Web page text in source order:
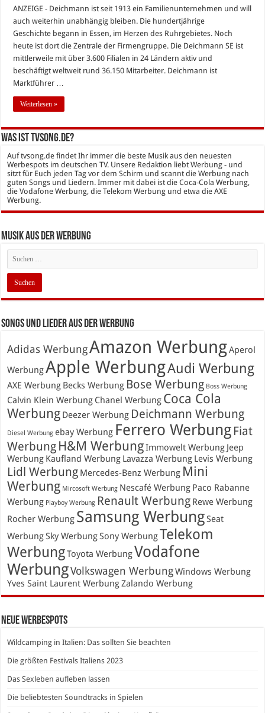
ANZEIGE - Deichmann ist seit 1913 ein Familienunternehmen und will
auch weiterhin unabhängig bleiben. Die hundertjährige
Geschichte begann in Essen, im Herzen des Ruhrgebietes. Noch
heute ist dort die Zentrale der Firmengruppe. Die Deichmann SE ist
mittlerweile mit über 3.600 Filialen in 24 Ländern aktiv und
beschäftigt weltweit rund 36.150 Mitarbeiter. Deichmann ist
Marktführer …
Weiterlesen »
Was ist tvsong.de?
Auf tvsong.de findet Ihr immer die beste Musik aus den neuesten
Werbespots im deutschen TV. Unsere Redaktion liebt Werbung - und
sitzt für Euch jeden Tag vor dem Schirm und scannt die Werbung nach
guten Songs und Liedern. Immer mit dabei ist die Coca-Cola Werbung,
die Vodafone Werbung, die Telekom Werbung und etwa die AXE
Werbung.
Musik aus der Werbung
Songs und Lieder aus der Werbung
Adidas WerbungAmazon WerbungAperol
WerbungApple WerbungAudi Werbung
AXE Werbung Becks Werbung Bose Werbung Boss Werbung
Calvin Klein Werbung Chanel Werbung Coca Cola
Werbung Deezer Werbung Deichmann Werbung
Diesel Werbung ebay Werbung Ferrero Werbung Fiat
Werbung H&M WerbungImmowelt Werbung Jeep
Werbung Kaufland Werbung Lavazza Werbung Levis Werbung
Lidl Werbung Mercedes-Benz Werbung Mini
Werbung Mircosoft Werbung Nescafé Werbung Paco Rabanne
Werbung Playboy Werbung Renault Werbung Rewe Werbung
Rocher Werbung Samsung WerbungSeat
WerbungSky WerbungSony WerbungTelekom
WerbungToyota WerbungVodafone
WerbungVolkswagen WerbungWindows Werbung
Yves Saint Laurent WerbungZalando Werbung
Neue Werbespots
Wildcamping in Italien: Das sollten Sie beachten
Die größten Festivals Italiens 2023
Das Sexleben aufleben lassen
Die beliebtesten Soundtracks in Spielen